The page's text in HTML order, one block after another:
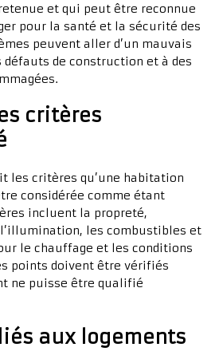
et qui peut être reconnue
pour la santé et la sécurité des
peuvent aller d’un mauvais
défauts de construction et à des
critères
les critères qu’une habitation
considérée comme étant
incluent la propreté,
l’illumination, les combustibles et
le chauffage et les conditions
points doivent être vérifiés
ne puisse être qualifié
aux logements